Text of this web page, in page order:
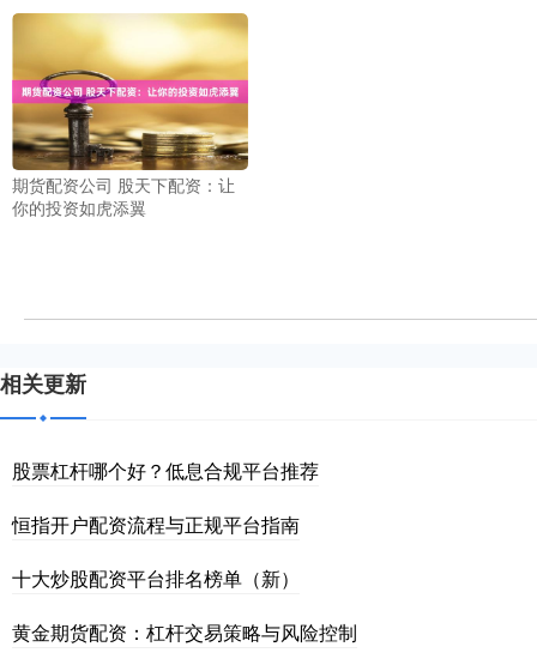
期货配资公司 股天下配资：让
你的投资如虎添翼
相关更新
股票杠杆哪个好？低息合规平台推荐
恒指开户配资流程与正规平台指南
十大炒股配资平台排名榜单（新）
黄金期货配资：杠杆交易策略与风险控制